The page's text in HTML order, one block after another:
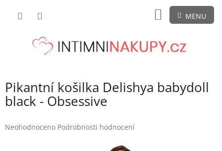
NÁKUPNÍ
KOŠÍK
Pikantní košilka Delishya babydoll
black - Obsessive
Průměrné
Neohodnoceno Podrobnosti hodnocení